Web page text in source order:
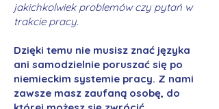
jakichkolwiek problemów czy pytań w
trakcie pracy.
Dzięki temu nie musisz znać języka
ani samodzielnie poruszać się po
niemieckim systemie pracy. Z nami
zawsze masz zaufaną osobę, do